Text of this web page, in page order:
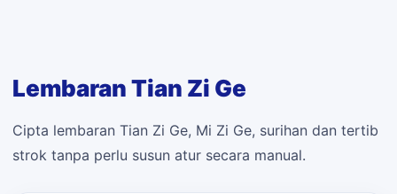
Lembaran Tian Zi Ge
Cipta lembaran Tian Zi Ge, Mi Zi Ge, surihan dan tertib
strok tanpa perlu susun atur secara manual.